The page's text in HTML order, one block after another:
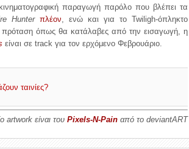
παραγωγή παρόλο που βλέπει τα
Hunter πλέον, ενώ και για το Twiligh-όπληκτο
πρόταση όπως θα κατάλαβες από την εισαγωγή, η
είναι σε track για τον ερχόμενο Φεβρουάριο.
ταινίες?
artwork είναι του Pixels-N-Pain από το deviantART